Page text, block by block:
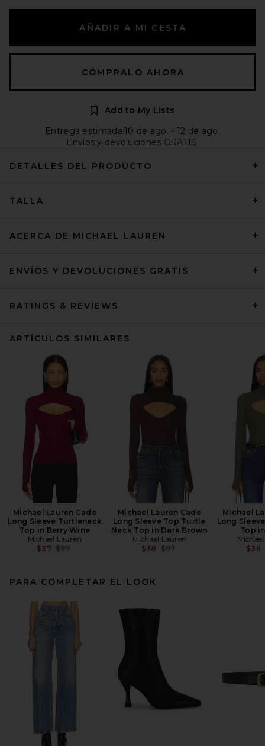
AÑADIR A MI CESTA
CÓMPRALO AHORA
Add to My Lists
Entrega estimada:10 de ago. - 12 de ago.
Envíos y devoluciones GRATIS
DETALLES DEL PRODUCTO
TALLA
ACERCA DE MICHAEL LAUREN
ENVÍOS Y DEVOLUCIONES GRATIS
RATINGS & REVIEWS
ARTÍCULOS SIMILARES
Michael Lauren Cade
Long Sleeve Turtleneck
Top in Berry Wine
Michael Lauren
$37 Previous price:
$97
Michael Lauren Cade
Long Sleeve Top Turtle
Neck Top in Dark Brown
Michael Lauren
$38 Previous price:
$97
Michael
Long
Top
$36
PARA COMPLETAR EL LOOK